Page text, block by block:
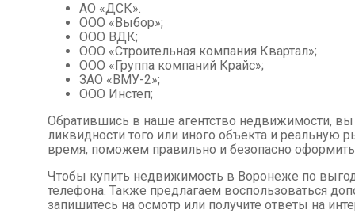
АО «ДСК».
ООО «Выбор»;
ООО ВДК;
ООО «Строительная компания Квартал»;
ООО «Группа компаний Крайс»;
ЗАО «ВМУ-2»;
ООО Инстеп;
Обратившись в наше агентство недвижимости,
ликвидности того или иного объекта и
время, поможем правильно и безопасно
Чтобы купить недвижимость в Воронеже по
телефона. Также предлагаем воспользоваться
запишитесь на осмотр или получите ответы на